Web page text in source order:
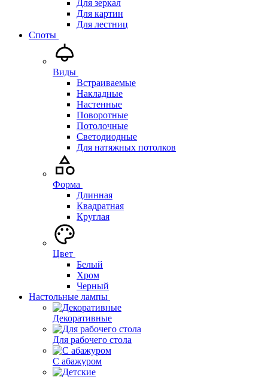
Для зеркал
Для картин
Для лестниц
Споты
Виды
Встраиваемые
Накладные
Настенные
Поворотные
Потолочные
Светодиодные
Для натяжных потолков
Форма
Длинная
Квадратная
Круглая
Цвет
Белый
Хром
Черный
Настольные лампы
Декоративные
Для рабочего стола
С абажуром